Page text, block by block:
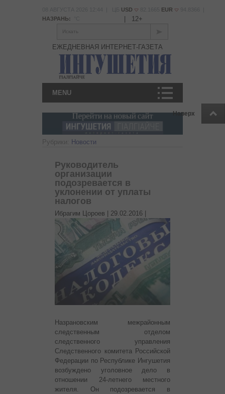
Наверх
USD EUR
НАЗРАНЬ:
12+
Искать
ЕЖЕДНЕВНАЯ ИНТЕРНЕТ-ГАЗЕТА
MENU
Рубрики: Новости
Руководитель
организации
подозревается в
уклонении от уплаты
налогов
Ибрагим Цороев | 29.02.2016
Назрановским межрайонным
следственным отделом
следственного управления
Следственного комитета Российской
Федерации по Республике Ингушетия
возбуждено уголовное дело в
отношении 24-летнего местного
жителя. Он подозревается в